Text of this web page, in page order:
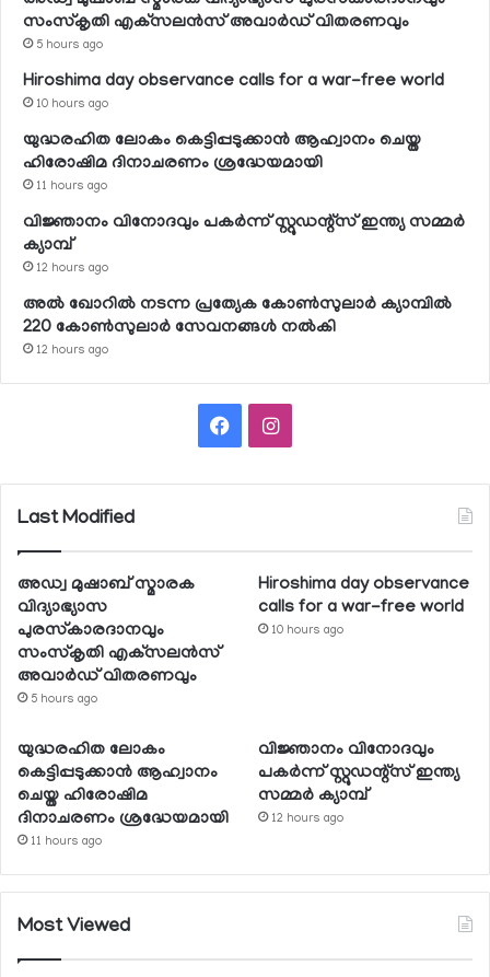
സംസ്‌കൃതി എക്‌സലന്‍സ് അവാര്‍ഡ് വിതരണവും
5 hours ago
Hiroshima day observance calls for a war-free world
10 hours ago
യുദ്ധരഹിത ലോകം കെട്ടിപ്പടുക്കാന്‍ ആഹ്വാനം ചെയ്ത
ഹിരോഷിമ ദിനാചരണം ശ്രദ്ധേയമായി
11 hours ago
വിജ്ഞാനം വിനോദവും പകര്‍ന്ന് സ്റ്റുഡന്റ്‌സ് ഇന്ത്യ സമ്മര്‍
ക്യാമ്പ്
12 hours ago
അല്‍ ഖോറില്‍ നടന്ന പ്രത്യേക കോണ്‍സുലാര്‍ ക്യാമ്പില്‍
220 കോണ്‍സുലാര്‍ സേവനങ്ങള്‍ നല്‍കി
12 hours ago
FacebookInstagram
Last Modified
അഡ്വ മുഷാബ് സ്മാരക
വിദ്യാഭ്യാസ
പുരസ്‌കാരദാനവും
സംസ്‌കൃതി എക്‌സലന്‍സ്
അവാര്‍ഡ് വിതരണവും
5 hours ago
Hiroshima day observance
calls for a war-free world
10 hours ago
യുദ്ധരഹിത ലോകം
കെട്ടിപ്പടുക്കാന്‍ ആഹ്വാനം
ചെയ്ത ഹിരോഷിമ
ദിനാചരണം ശ്രദ്ധേയമായി
11 hours ago
വിജ്ഞാനം വിനോദവും
പകര്‍ന്ന് സ്റ്റുഡന്റ്‌സ് ഇന്ത്യ
സമ്മര്‍ ക്യാമ്പ്
12 hours ago
Most Viewed